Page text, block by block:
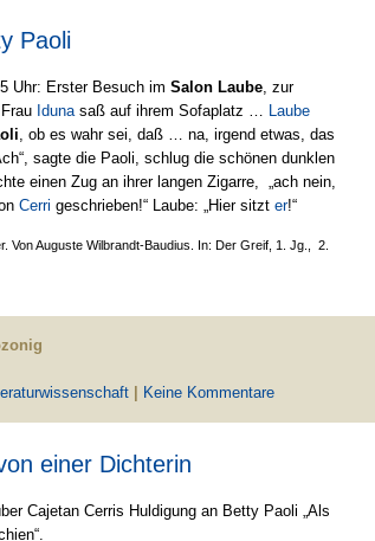
Paoli
Uhr: Erster Besuch im Salon Laube, zur
Idunasaß auf ihrem Sofaplatz … Laube
, ob es wahr sei, daß … na, irgend etwas, das
sagte die Paoli, schlug die schönen dunklen
einen Zug an ihrer langen Zigarre, „ach nein,
Cerri geschrieben!“ Laube: „Hier sitzt er!“
Von Auguste Wilbrandt-Baudius. In: Der Greif, 1. Jg., 2.
Keine Kommentare
einer Dichterin
Cajetan Cerris Huldigung an Betty Paoli „Als